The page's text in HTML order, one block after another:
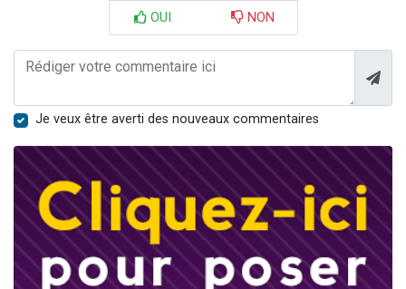
OUI NON
Je veux être averti des nouveaux commentaires